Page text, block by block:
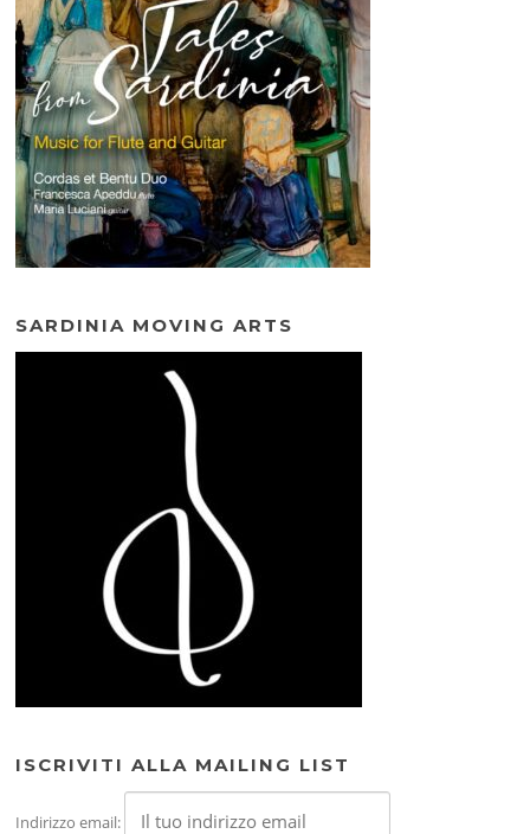
SARDINIA MOVING ARTS
ISCRIVITI ALLA MAILING LIST
Indirizzo email: